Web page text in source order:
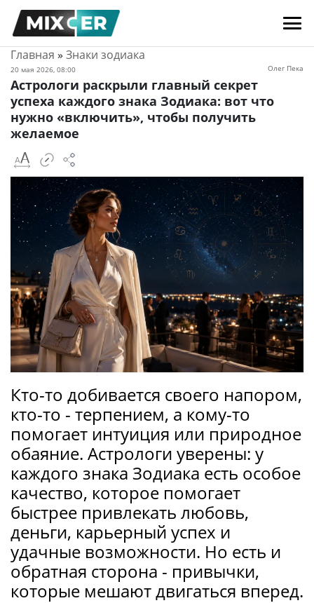
Главная » Знаки зодиака
20 мая 2026, 08:00 Олег Пека
Астрологи раскрыли главный секрет
успеха каждого знака Зодиака: вот что
нужно «включить», чтобы получить
желаемое
Кто-то добивается своего напором,
кто-то - терпением, а кому-то
помогает интуиция или природное
обаяние. Астрологи уверены: у
каждого знака Зодиака есть особое
качество, которое помогает
быстрее привлекать любовь,
деньги, карьерный успех и
удачные возможности. Но есть и
обратная сторона - привычки,
которые мешают двигаться вперед.